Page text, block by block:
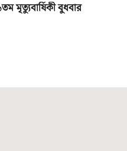
মৃত্যুবার্ষিকী বুধবার